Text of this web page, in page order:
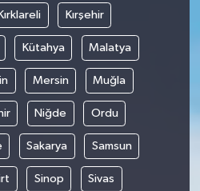
Kırklareli Kırşehir
Kütahya Malatya
Mersin Muğla
Niğde Ordu
Sakarya Samsun
Sinop Sivas